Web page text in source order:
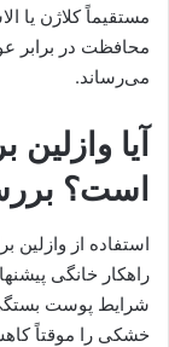
مستقیماً کلاژن یا
محافظت در برابر
می‌رساند.
آیا
است؟
استفاده از
راهکار خانگی
شرایط پوست بستگی
خشکی را موقتاً